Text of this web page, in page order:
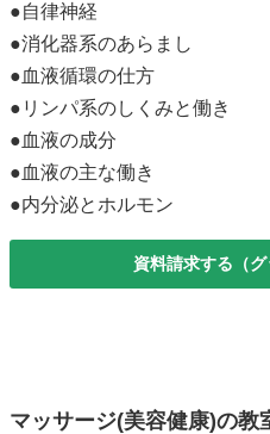
●自律神経
●消化器系のあらまし
●血液循環の仕方
●リンパ系のしくみと働き
●血液の成分
●血液の主な働き
●内分泌とホルモン
資料請求する（グ
マッサージ(美容健康)の教